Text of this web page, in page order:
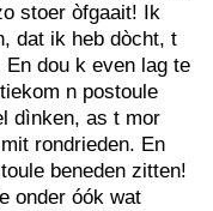
stoer òfgaait! Ik
dat ik heb dòcht, t
dou k even lag te
n postoule
dìnken, as t mor
rondrieden. En
beneden zitten!
onder óók wat